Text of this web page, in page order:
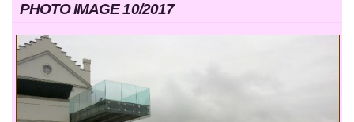
PHOTO IMAGE 10/2017